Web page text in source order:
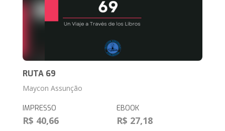
RUTA 69
Maycon Assunção
IMPRESSO
R$ 40,66
EBOOK
R$ 27,18